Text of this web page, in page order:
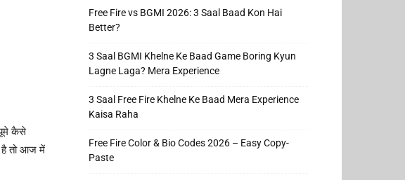
कैसे
है तो आज में
Free Fire vs BGMI 2026: 3 Saal Baad Kon Hai
Better?
3 Saal BGMI Khelne Ke Baad Game Boring Kyun
Lagne Laga? Mera Experience
3 Saal Free Fire Khelne Ke Baad Mera Experience
Kaisa Raha
Free Fire Color & Bio Codes 2026 – Easy Copy-
Paste